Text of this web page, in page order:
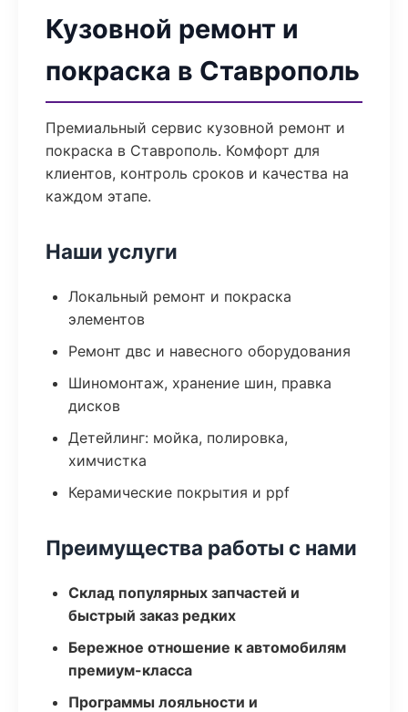
Кузовной ремонт и
покраска в Ставрополь
Премиальный сервис кузовной ремонт и
покраска в Ставрополь. Комфорт для
клиентов, контроль сроков и качества на
каждом этапе.
Наши услуги
Локальный ремонт и покраска
элементов
Ремонт двс и навесного оборудования
Шиномонтаж, хранение шин, правка
дисков
Детейлинг: мойка, полировка,
химчистка
Керамические покрытия и ppf
Преимущества работы с нами
Склад популярных запчастей и
быстрый заказ редких
Бережное отношение к автомобилям
премиум-класса
Программы лояльности и